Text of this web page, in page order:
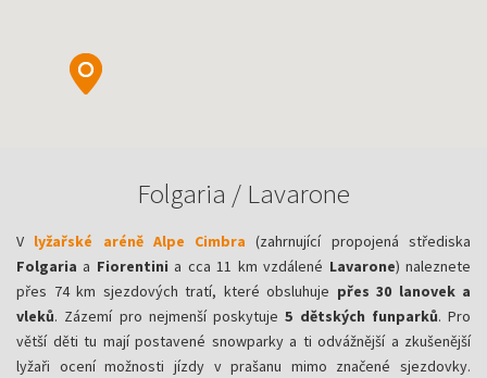
Folgaria / Lavarone
V lyžařské aréně Alpe Cimbra (zahrnující propojená střediska
Folgaria a Fiorentini a cca 11 km vzdálené Lavarone) naleznete
přes 74 km sjezdových tratí, které obsluhuje přes 30 lanovek a
vleků. Zázemí pro nejmenší poskytuje5 dětských funparků. Pro
větší děti tu mají postavené snowparky a ti odvážnější a zkušenější
lyžaři ocení možnosti jízdy v prašanu mimo značené sjezdovky.